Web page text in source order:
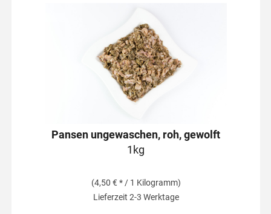
Pansen ungewaschen, roh, gewolft
1kg
(4,50 € * / 1 Kilogramm)
Lieferzeit 2-3 Werktage